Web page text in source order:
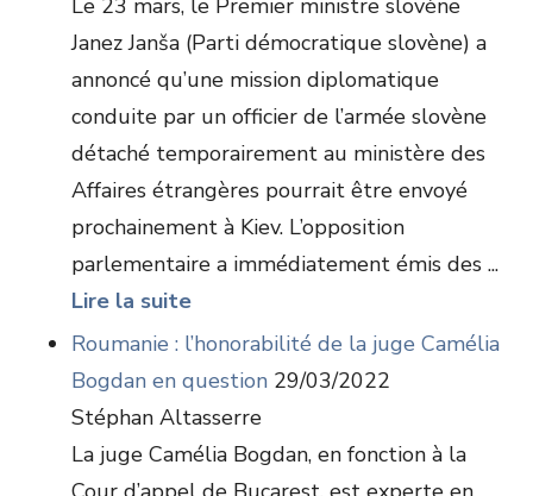
Le 23 mars, le Premier ministre slovène
Janez Janša (Parti démocratique slovène) a
annoncé qu’une mission diplomatique
conduite par un officier de l’armée slovène
détaché temporairement au ministère des
Affaires étrangères pourrait être envoyé
prochainement à Kiev. L’opposition
parlementaire a immédiatement émis des ...
Lire la suite
Roumanie : l’honorabilité de la juge Camélia
Bogdan en question 29/03/2022
Stéphan Altasserre
La juge Camélia Bogdan, en fonction à la